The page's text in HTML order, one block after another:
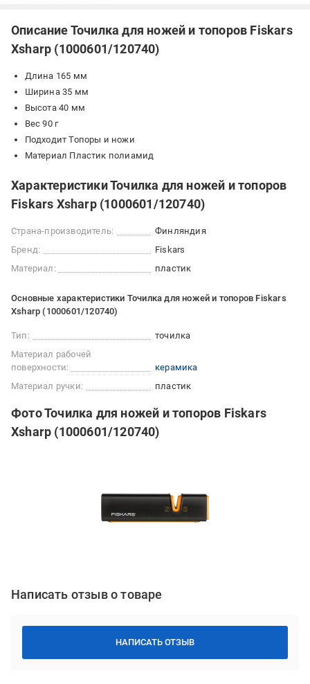
Описание Точилка для ножей и топоров Fiskars
Xsharp (1000601/120740)
Длина 165 мм
Ширина 35 мм
Высота 40 мм
Вес 90 г
Подходит Топоры и ножи
Материал Пластик полиамид
Характеристики Точилка для ножей и топоров
Fiskars Xsharp (1000601/120740)
Страна-производитель:
Финляндия
Бренд:
Fiskars
Материал:
пластик
Основные характеристики Точилка для ножей и топоров Fiskars
Xsharp (1000601/120740)
Тип:
точилка
Материал рабочей
поверхности:
керамика
Материал ручки:
пластик
Фото Точилка для ножей и топоров Fiskars
Xsharp (1000601/120740)
Написать отзыв о товаре
НАПИСАТЬ ОТЗЫВ